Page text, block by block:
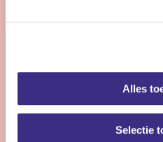
Alles
Selectie
Nog 22 dagen
4 - 28 uur | Deeltijds,
Wil jij met meerdere